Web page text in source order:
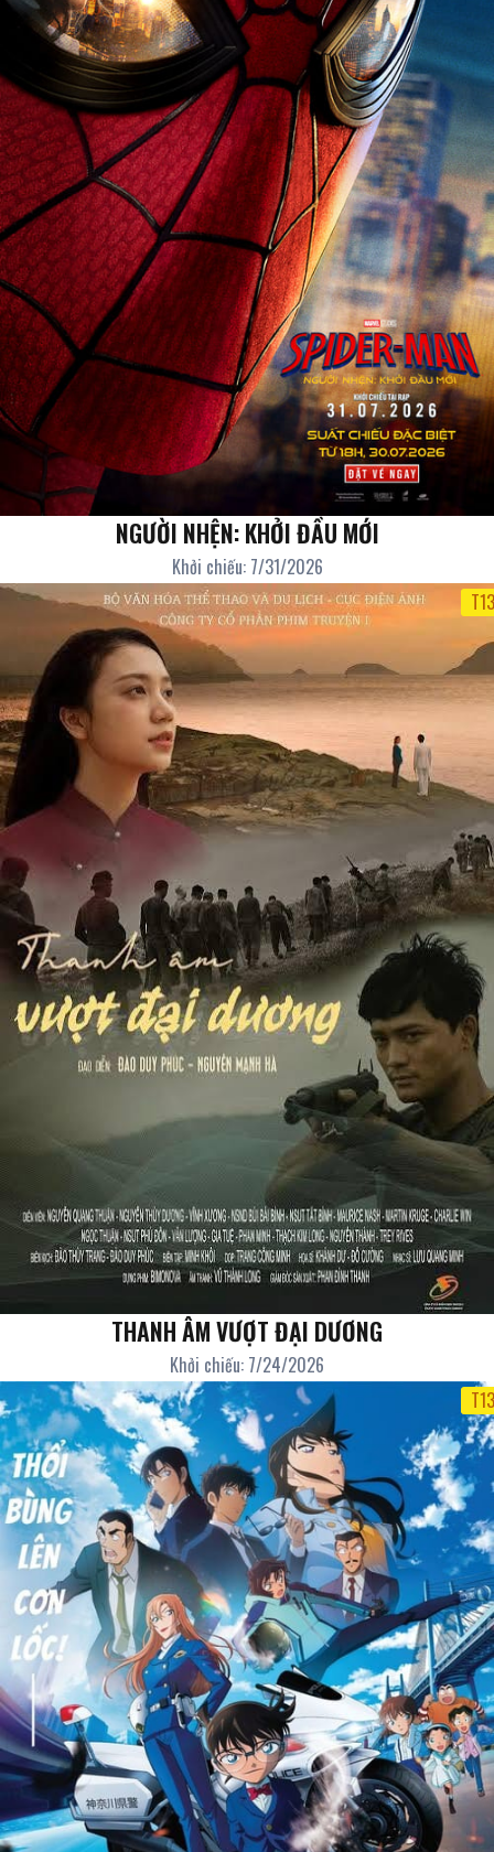
NGƯỜI NHỆN: KHỞI ĐẦU MỚI
Khởi chiếu: 7/31/2026
T13
THANH ÂM VƯỢT ĐẠI DƯƠNG
Khởi chiếu: 7/24/2026
T13